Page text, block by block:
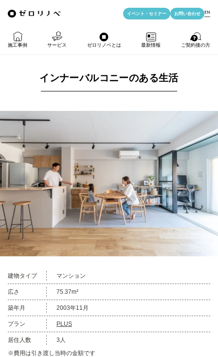
施工事例 サービス
物件購入＋リノベ
売却・住み替え
法人向けリノベ
リノベ料金プラン
ゼロリノベとは
ゼロリノベの特徴
満足度アンケート
メディア掲載
最新情報
イベント・セミナー
よくある質問
ご契約後の方
LIFE PASSPORT
イベント・ セミナー お問い合わせ EN
インナーバルコニーのある生活
建物タイプ マンション
広さ 75.37m²
築年月 2003年11月
プラン PLUS
居住人数
3人
※費用は引き渡し当時の金額です